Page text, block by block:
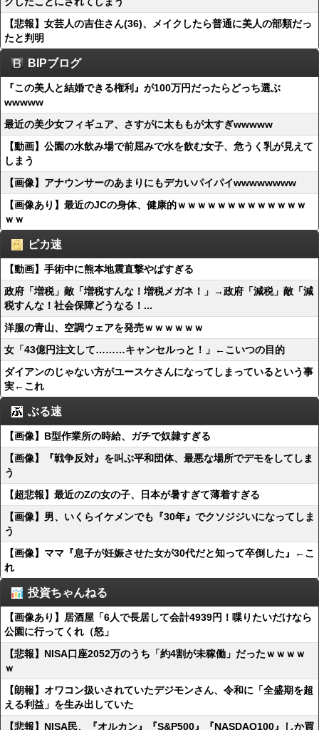
【悲報】女芸人の吉住さん(36)、メイクしたら普通に美人の部類だっ
たと判明
BIPブログ
『この美人と結婚できる権利』が100万円だったらどっち選ぶ
wwwww
最近の美少女フィギュア、さすがに太ももが太すぎwwwww
【動画】公園の水飲み場で前屈みで水を飲む女子、危うく乳が見えて
しまう
【画像】アナウンサーのあまりにもデカいパイパイwwwwwwww
【画像あり】最近のJCの身体、健康的ｗｗｗｗｗｗｗｗｗｗｗｗｗ
ｗｗ
ピカ速
【動画】手術中に熊本地震直撃やばすぎる
政府「増税」敵「増税すんな！増税メガネ！」→政府「減税」敵「減
税すんな！社会保障どうなる！...
洋服の青山、空調ウェアを発売ｗｗｗｗｗｗ
女「43億円注文して………キャンセルっと！」←こいつの目的
ダイアンのじゃない方がユースケさんになってしまっているという事
実←これ
ぶる速
【画像】B型作業所の時給、ガチで奴隷すぎる
【画像】『戦争反対』を叫ぶ平和団体、最悪な場所でデモをしてしま
う
【超悲報】最近のZの女の子、日本が暑すぎて薄着すぎる
【画像】男、いくらイケメンでも『30年』でクソジジいになってしま
う
【画像】ママ『息子が妊娠させた女が30代だと知って卒倒した』←こ
れ
投資ちゃんねる
【画像あり】居酒屋「6人で長居して会計4939円！喋りたいだけなら
公園に行ってくれ（怒」
【悲報】NISA口座2052万のうち「約4割が未稼働」だったｗｗｗｗ
ｗ
【朗報】オワコン扱いされていたデジモンさん、令和に「全盛期を超
える利益」を生み出していた
【悲報】NISA民、『オルカン』『S&P500』『NASDAQ100』しか買